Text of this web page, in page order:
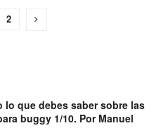
2
lo que debes saber sobre las
buggy 1/10. Por Manuel